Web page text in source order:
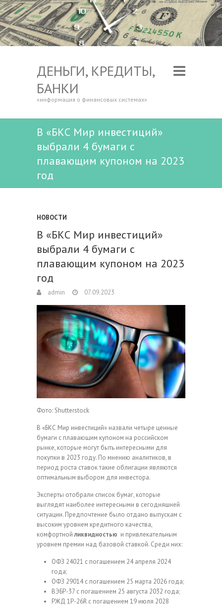
ДЕНЬГИ, КРЕДИТЫ,
БАНКИ
«информация о финансовых системах»
В «БКС Мир инвестиций»
выбрали 4 бумаги с
плавающим купоном на 2023
год
НОВОСТИ
В «БКС Мир инвестиций»
выбрали 4 бумаги с
плавающим купоном на 2023
год
admin 07.09.2023
Фото: Shutterstock
В «БКС Мир инвестиций» назвали четыре ценные
бумаги с плавающим купоном на российском
рынке, которые могут быть интересными для
покупки в 2023 году. По мнению аналитиков, в
период роста ставок такие облигации являются
оптимальным выбором для инвестора.
Эксперты отобрали список бумаг, которые
выглядят наиболее интересными в сегодняшней
ситуации. Предпочтение было отдано выпускам с
высоким уровнем кредитного качества,
комфортнойликвидностью и привлекательным
уровнем премии над базовой ставкой. Среди них:
ОФЗ 24021 с погашением 24 апреля 2024
года;
ОФЗ 29014 с погашением 25 марта 2026 года;
ВЭБР-37 с погашением 25 августа 2032 года;
РЖД 1Р-26R с погашением 19 июля 2028